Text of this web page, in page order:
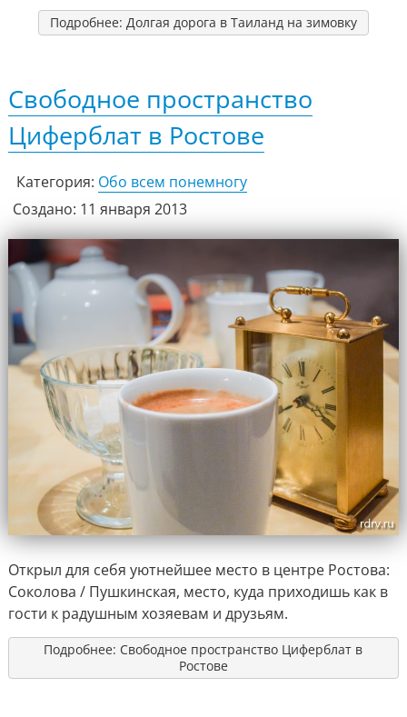
Подробнее: Долгая дорога в Таиланд на зимовку
Свободное пространство
Циферблат в Ростове
Категория: Обо всем понемногу
Создано: 11 января 2013
Открыл для себя уютнейшее место в центре Ростова:
Соколова / Пушкинская, место, куда приходишь как в
гости к радушным хозяевам и друзьям.
Подробнее: Свободное пространство Циферблат в
Ростове